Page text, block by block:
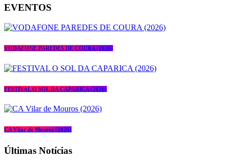
EVENTOS
VODAFONE PAREDES DE COURA (2026)
FESTIVAL O SOL DA CAPARICA (2026)
CA Vilar de Mouros (2026)
Últimas Notícias